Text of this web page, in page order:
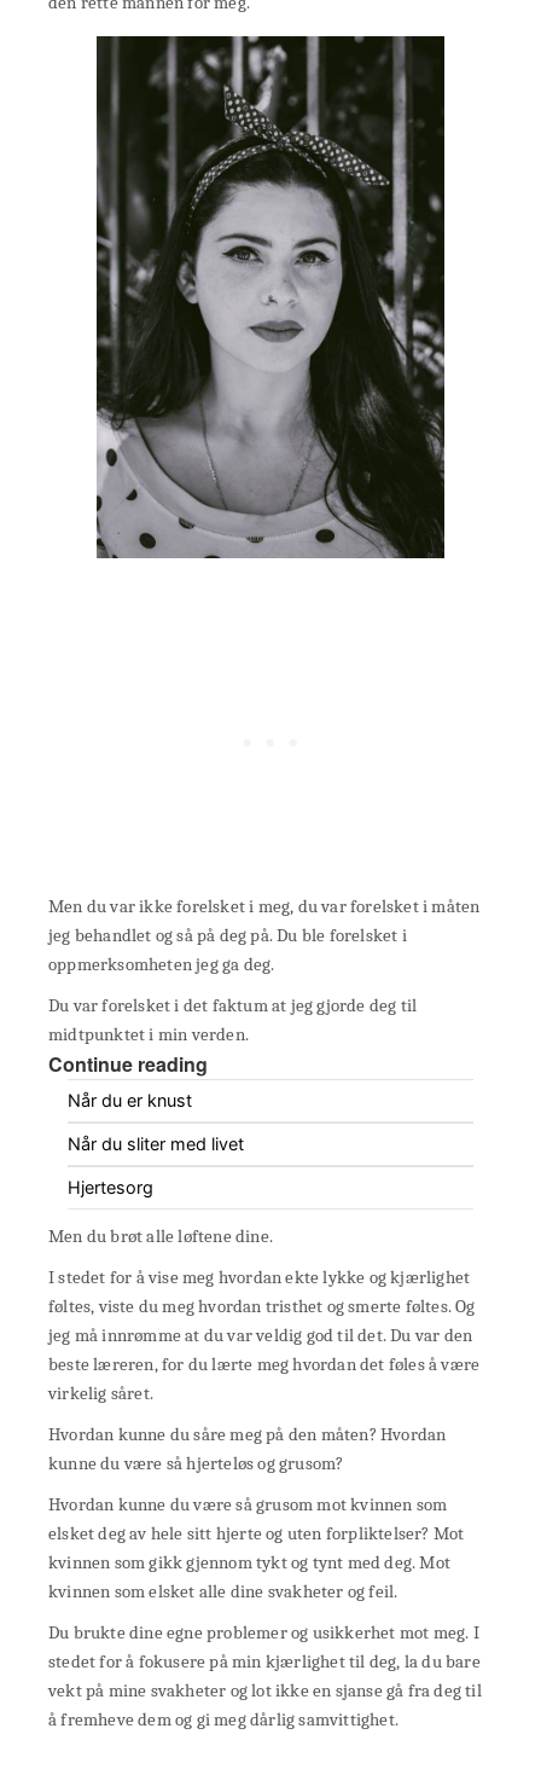
Men du var ikke forelsket i meg, du var forelsket i måten
jeg behandlet og så på deg på. Du ble forelsket i
oppmerksomheten jeg ga deg.
Du var forelsket i det faktum at jeg gjorde deg til
midtpunktet i min verden.
Continue reading
Når du er knust
Når du sliter med livet
Hjertesorg
Men du brøt alle løftene dine.
I stedet for å vise meg hvordan ekte lykke og kjærlighet
føltes, viste du meg hvordan tristhet og smerte føltes. Og
jeg må innrømme at du var veldig god til det. Du var den
beste læreren, for du lærte meg hvordan det føles å være
virkelig såret.
Hvordan kunne du såre meg på den måten? Hvordan
kunne du være så hjerteløs og grusom?
Hvordan kunne du være så grusom mot kvinnen som
elsket deg av hele sitt hjerte og uten forpliktelser? Mot
kvinnen som gikk gjennom tykt og tynt med deg. Mot
kvinnen som elsket alle dine svakheter og feil.
Du brukte dine egne problemer og usikkerhet mot meg. I
stedet for å fokusere på min kjærlighet til deg, la du bare
vekt på mine svakheter og lot ikke en sjanse gå fra deg til
å fremheve dem og gi meg dårlig samvittighet.